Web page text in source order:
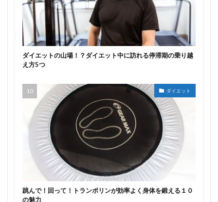
ダイエットの山場！？ダイエット中に訪れる停滞期の乗り越
え方5つ
ダイエット
跳んで！回って！トランポリンが効率よく身体を鍛える１０
の魅力